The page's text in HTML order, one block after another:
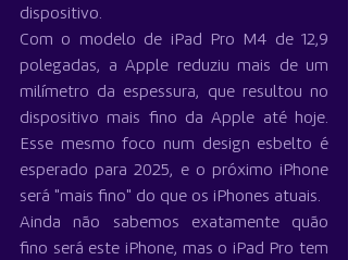
dispositivo.
Com o modelo de iPad Pro M4 de 12,9
polegadas, a Apple reduziu mais de um
milímetro da espessura, que resultou no
dispositivo mais fino da Apple até hoje.
Esse mesmo foco num design esbelto é
esperado para 2025, e o próximo iPhone
será "mais fino" do que os iPhones atuais.
Ainda não sabemos exatamente quão
fino será este iPhone, mas o iPad Pro tem